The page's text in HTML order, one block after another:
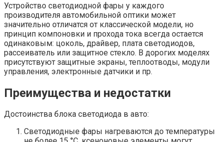
Устройство светодиодной фары у каждого
производителя автомобильной оптики может
значительно отличатся от классической модели, но
принцип компоновки и прохода тока всегда остается
одинаковым: цоколь, драйвер, плата светодиодов,
рассеиватель или защитное стекло. В дорогих моделях
присутствуют защитные экраны, теплоотводы, модули
управления, электронные датчики и пр.
Преимущества и недостатки
Достоинства блока светодиода в авто:
Светодиодные фары нагреваются до температуры